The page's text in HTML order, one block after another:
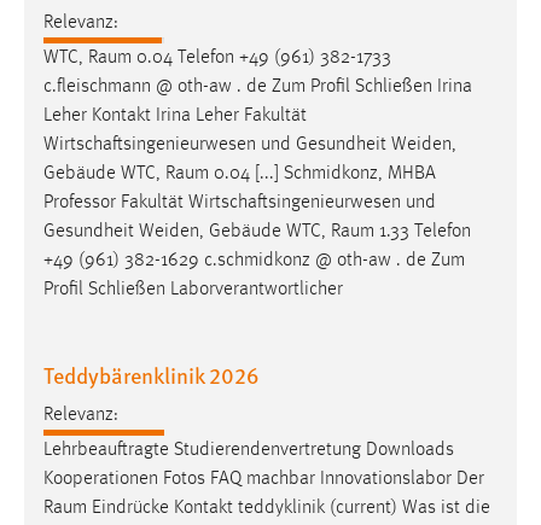
Relevanz:
WTC, Raum 0.04 Telefon +49 (961) 382-1733
c.fleischmann @ oth-aw . de Zum Profil Schließen Irina
Leher Kontakt Irina Leher Fakultät
Wirtschaftsingenieurwesen und Gesundheit Weiden,
Gebäude WTC, Raum 0.04 [...] Schmidkonz, MHBA
Professor Fakultät Wirtschaftsingenieurwesen und
Gesundheit Weiden, Gebäude WTC, Raum 1.33 Telefon
+49 (961) 382-1629 c.schmidkonz @ oth-aw . de Zum
Profil Schließen Laborverantwortlicher
Teddybärenklinik 2026
Relevanz:
Lehrbeauftragte Studierendenvertretung Downloads
Kooperationen Fotos FAQ machbar Innovationslabor Der
Raum Eindrücke Kontakt teddyklinik (current) Was ist die